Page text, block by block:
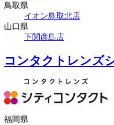
鳥取県
イオン鳥取北店
山口県
下関彦島店
コンタクトレンズ
福岡県